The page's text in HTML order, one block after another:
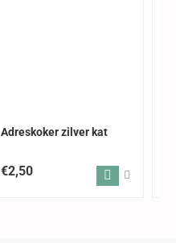
Adreskoker zilver kat
€2,50